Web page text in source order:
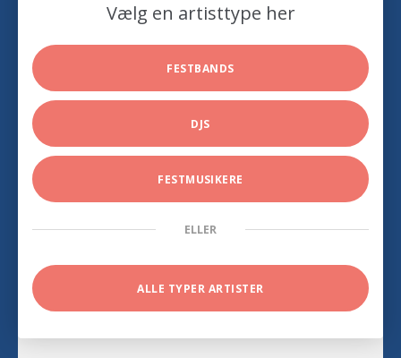
Vælg en artisttype her
FESTBANDS
DJS
FESTMUSIKERE
ELLER
ALLE TYPER ARTISTER